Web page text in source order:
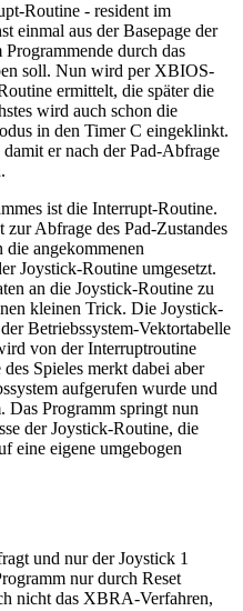
Routine - resident im
einmal aus der Basepage der
durch das
soll. Nun wird per XBIOS-
ermittelt, die später die
wird auch schon die
in den Timer C eingeklinkt.
er nach der Pad-Abfrage
ist die Interrupt-Routine.
Abfrage des Pad-Zustandes
die angekommenen
Joystick-Routine umgesetzt.
an die Joystick-Routine zu
kleinen Trick. Die Joystick-
Betriebssystem-Vektortabelle
von der Interruptroutine
Spieles merkt dabei aber
aufgerufen wurde und
Das Programm springt nun
der Joystick-Routine, die
eine eigene umgebogen
und nur der Joystick 1
nur durch Reset
nicht das XBRA-Verfahren,